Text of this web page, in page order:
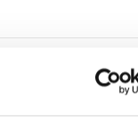
Homer. Han var